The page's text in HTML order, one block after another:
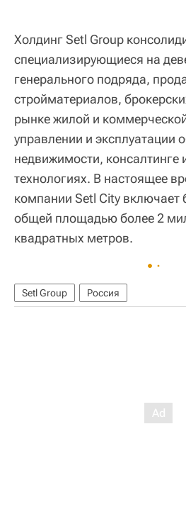
Холдинг Setl Group
специализирующиеся на
генерального подряда,
стройматериалов,
рынке жилой и
управлении и эксплуатации
недвижимости,
технологиях. В настоящее
компании Setl City включает
общей площадью более 2
квадратных метров.
Setl Group Россия